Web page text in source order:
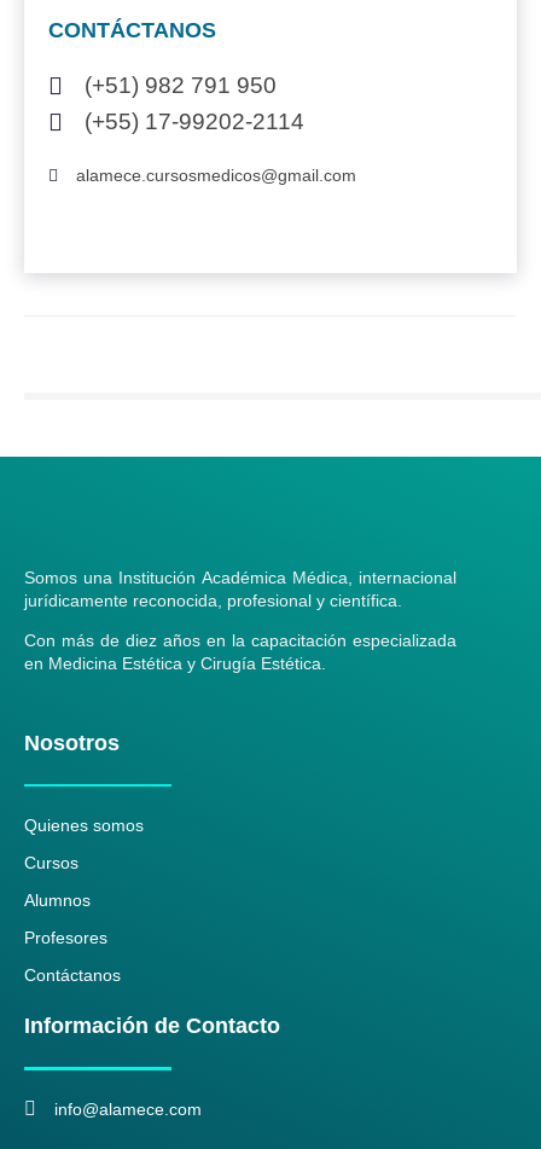
CONTÁCTANOS
(+51) 982 791 950
(+55) 17-99202-2114
alamece.cursosmedicos@gmail.com
Somos una Institución Académica Médica, internacional
jurídicamente reconocida, profesional y científica.
Con más de diez años en la capacitación especializada
en Medicina Estética y Cirugía Estética.
Nosotros
Quienes somos
Cursos
Alumnos
Profesores
Contáctanos
Información de Contacto
info@alamece.com